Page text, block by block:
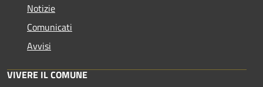
Notizie
Comunicati
Avvisi
VIVERE IL COMUNE